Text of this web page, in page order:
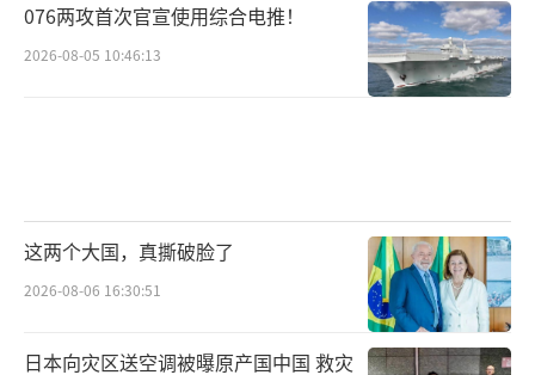
076两攻首次官宣使用综合电推！
2026-08-05 10:46:13
这两个大国，真撕破脸了
2026-08-06 16:30:51
日本向灾区送空调被曝原产国中国 救灾